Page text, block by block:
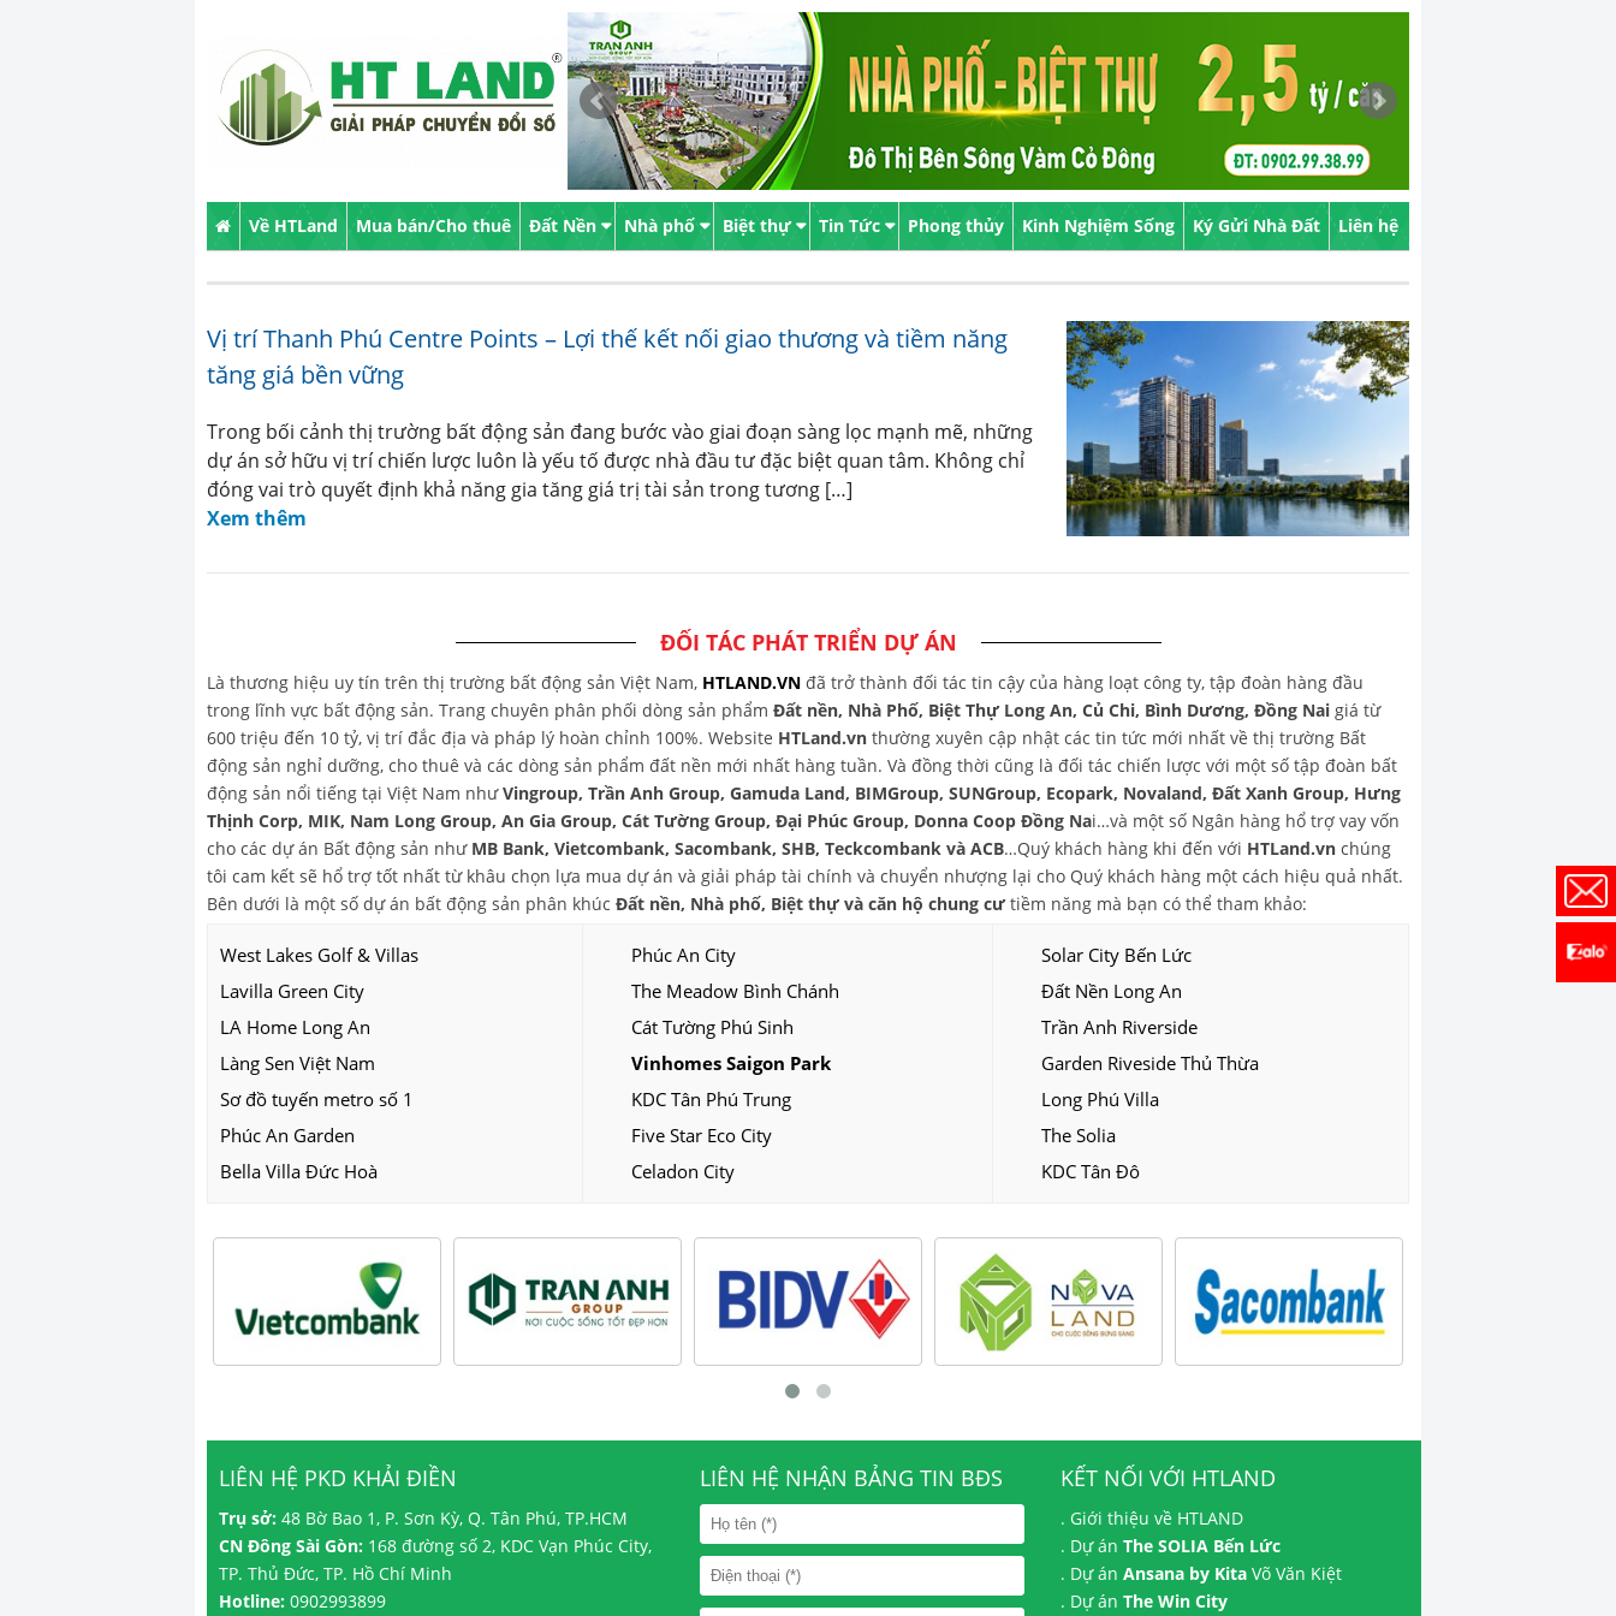
Về HTLand Mua bán/Cho thuê Đất Nền Nhà phố Biệt thự Tin Tức Phong thủy Kinh Nghiệm Sống Ký Gửi Nhà Đất Liên hệ
Vị trí Thanh Phú Centre Points – Lợi thế kết nối giao thương và tiềm năng
tăng giá bền vững
Trong bối cảnh thị trường bất động sản đang bước vào giai đoạn sàng lọc mạnh mẽ, những
dự án sở hữu vị trí chiến lược luôn là yếu tố được nhà đầu tư đặc biệt quan tâm. Không chỉ
đóng vai trò quyết định khả năng gia tăng giá trị tài sản trong tương […]
Xem thêm
ĐỐI TÁC PHÁT TRIỂN DỰ ÁN
Là thương hiệu uy tín trên thị trường bất động sản Việt Nam, HTLAND.VN đã trở thành đối tác tin cậy của hàng loạt công ty, tập đoàn hàng đầu
trong lĩnh vực bất động sản. Trang chuyên phân phối dòng sản phẩm Đất nền, Nhà Phố, Biệt Thự Long An, Củ Chi, Bình Dương, Đồng Nai giá từ
600 triệu đến 10 tỷ, vị trí đắc địa và pháp lý hoàn chỉnh 100%. Website HTLand.vn thường xuyên cập nhật các tin tức mới nhất về thị trường Bất
động sản nghỉ dưỡng, cho thuê và các dòng sản phẩm đất nền mới nhất hàng tuần. Và đồng thời cũng là đối tác chiến lược với một số tập đoàn bất
động sản nổi tiếng tại Việt Nam nhưVingroup, Trần Anh Group, Gamuda Land, BIMGroup, SUNGroup, Ecopark, Novaland, Đất Xanh Group, Hưng
Thịnh Corp, MIK, Nam Long Group, An Gia Group, Cát Tường Group, Đại Phúc Group, Donna Coop Đồng Nai…và một số Ngân hàng hổ trợ vay vốn
cho các dự án Bất động sản như MB Bank, Vietcombank, Sacombank, SHB, Teckcombank và ACB…Quý khách hàng khi đến với HTLand.vn chúng
tôi cam kết sẽ hổ trợ tốt nhất từ khâu chọn lựa mua dự án và giải pháp tài chính và chuyển nhượng lại cho Quý khách hàng một cách hiệu quả nhất.
Bên dưới là một số dự án bất động sản phân khúc Đất nền, Nhà phố, Biệt thự và căn hộ chung cưtiềm năng mà bạn có thể tham khảo:
West Lakes Golf & Villas
Lavilla Green City
LA Home Long An
Làng Sen Việt Nam
Sơ đồ tuyến metro số 1
Phúc An Garden
Bella Villa Đức Hoà
Phúc An City
The Meadow Bình Chánh
Cát Tường Phú Sinh
Vinhomes Saigon Park
KDC Tân Phú Trung
Five Star Eco City
Celadon City
Solar City Bến Lức
Đất Nền Long An
Trần Anh Riverside
Garden Riveside Thủ Thừa
Long Phú Villa
The Solia
KDC Tân Đô
LIÊN HỆ PKD KHẢI ĐIỀN
Trụ sở: 48 Bờ Bao 1, P. Sơn Kỳ, Q. Tân Phú, TP.HCM
CN Đông Sài Gòn: 168 đường số 2, KDC Vạn Phúc City,
TP. Thủ Đức, TP. Hồ Chí Minh
Hotline: 0902993899
LIÊN HỆ NHẬN BẢNG TIN BĐS KẾT NỐI VỚI HTLAND
. Giới thiệu về HTLAND
. Dự án The SOLIA Bến Lức
. Dự án Ansana by Kita Võ Văn Kiệt
. Dự án The Win City